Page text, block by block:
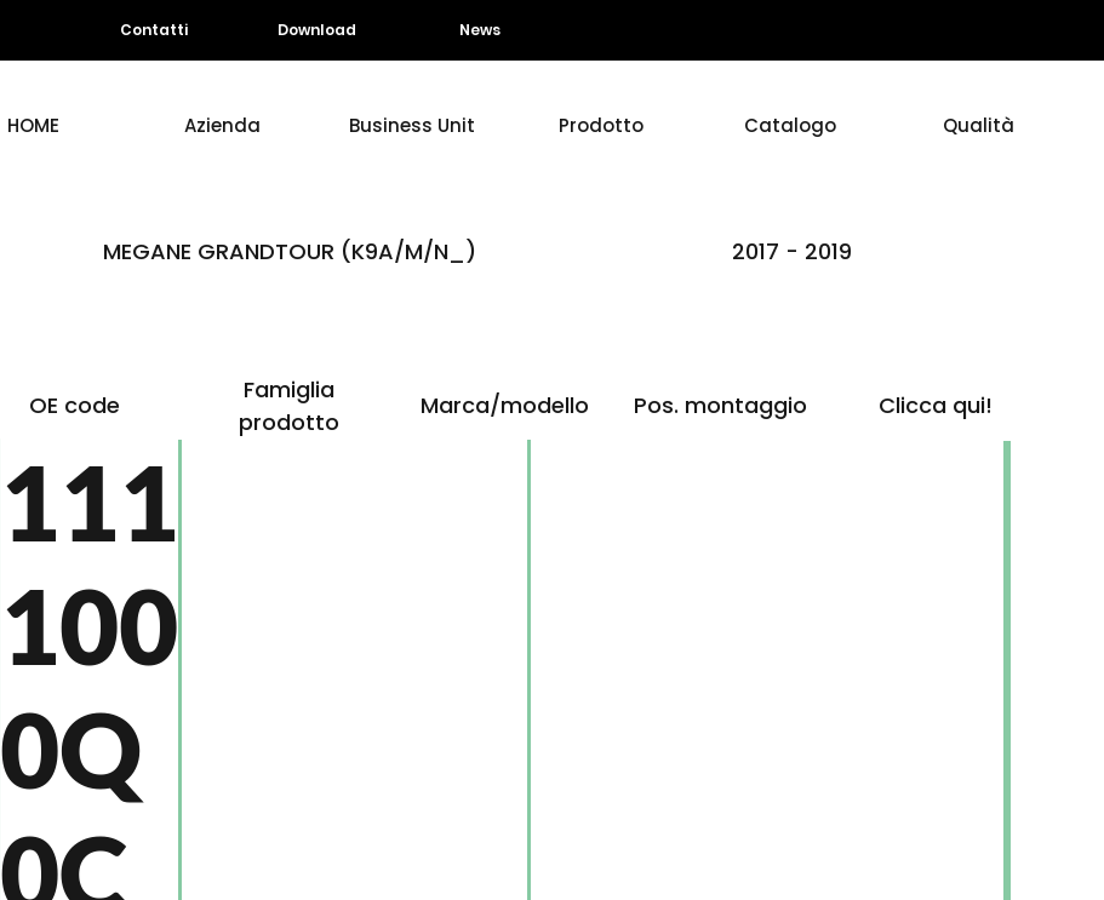
HOME Azienda Business Unit Prodotto Catalogo Qualità
Contatti Download News
OE code
Famiglia
prodotto
Marca/modello Pos. montaggio Clicca qui!
111
100
0Q
0C
MEGANE GRANDTOUR (K9A/M/N_) 2017 - 2019